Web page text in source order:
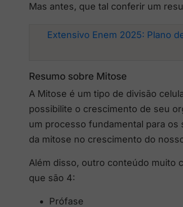
Mas antes, que tal conferir um
Extensivo Enem 2025: Plano
Resumo sobre Mitose
A Mitose é um tipo de divisão
possibilite o crescimento de seu
um processo fundamental para
da mitose no crescimento do
Além disso, outro conteúdo muito
que são 4:
Prófase